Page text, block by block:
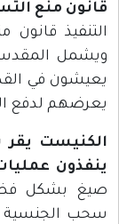
قانون منع
ويشمل
يعيشون في
يعرضهم لدفع
الكنيست يقر
ينفذون عمليات ضد
صيغ بشكل
سحب الجنسية